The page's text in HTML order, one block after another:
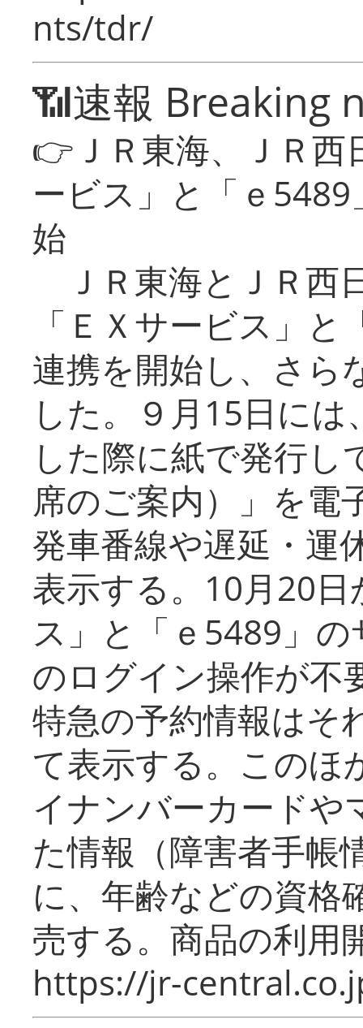
nts/tdr/
📶速報 Breaking
👉ＪＲ東海、ＪＲ
ービス」と「ｅ
始
ＪＲ東海とＪＲ西
「ＥＸサービス」
連携を開始し、さら
した。９月15日に
した際に紙で発行し
席のご案内）」を電
発車番線や遅延・運
表示する。10月20
ス」と「ｅ5489」
のログイン操作が不
特急の予約情報はそ
て表示する。このほ
イナンバーカードや
た情報（障害者手帳
に、年齢などの資格
売する。商品の利用
https://jr-